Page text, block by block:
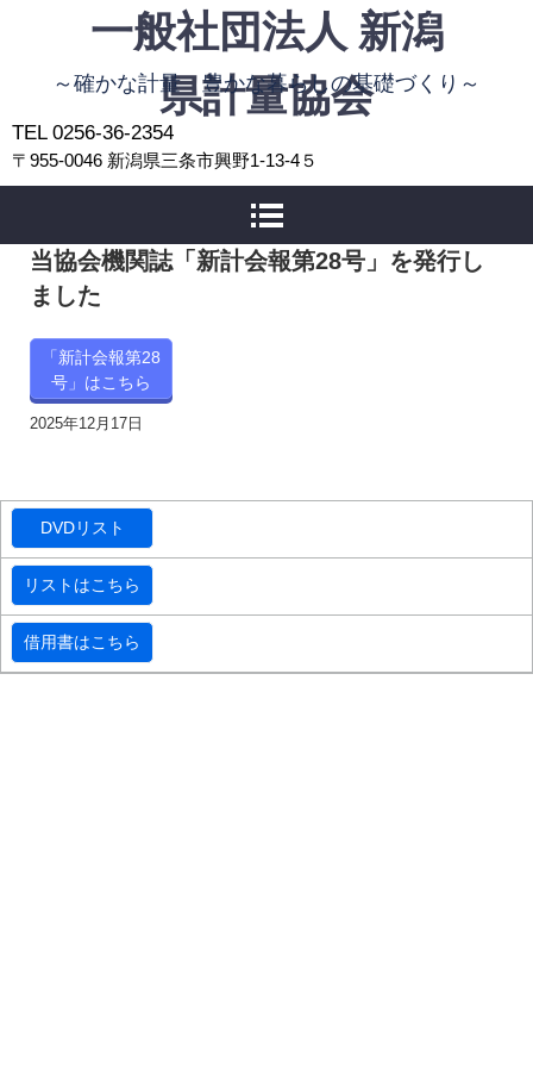
一般社団法人 新潟
県計量協会
～確かな計量 豊かな暮らしの基礎づくり～
TEL 0256-36-2354
〒955-0046 新潟県三条市興野1-13-4５
当協会機関誌「新計会報第28号」を発行し
ました
「新計会報第28
号」はこちら
2025年12月17日
DVDリスト
リストはこちら
借用書はこちら